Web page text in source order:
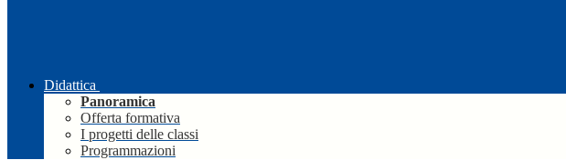
Didattica
Panoramica
Offerta formativa
I progetti delle classi
Programmazioni